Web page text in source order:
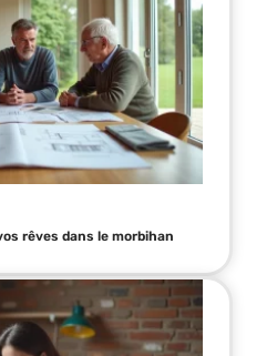
rêves dans le morbihan